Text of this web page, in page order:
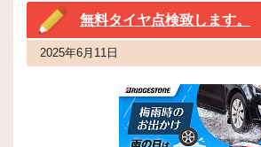
無料タイヤ点検致します。
2025年6月11日